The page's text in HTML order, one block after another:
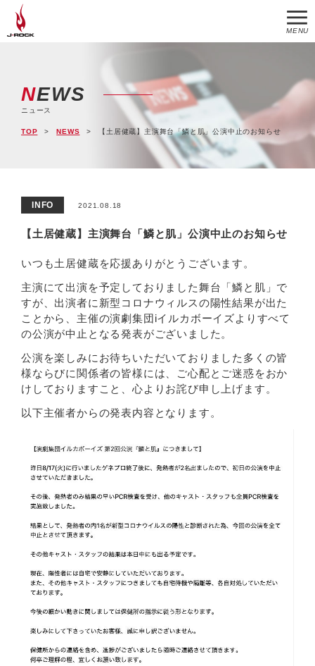
MENU
NEWS
ニュース
TOP NEWS 【土居健蔵】主演舞台「鱗と肌」公演中止のお知らせ
INFO 2021.08.18
【土居健蔵】主演舞台「鱗と肌」公演中止のお知らせ
いつも土居健蔵を応援ありがとうございます。
主演にて出演を予定しておりました舞台「鱗と肌」で
すが、出演者に新型コロナウィルスの陽性結果が出た
ことから、主催の演劇集団iイルカボーイズよりすべて
の公演が中止となる発表がございました。
公演を楽しみにお待ちいただいておりました多くの皆
様ならびに関係者の皆様には、ご心配とご迷惑をおか
けしておりますこと、心よりお詫び申し上げます。
以下主催者からの発表内容となります。